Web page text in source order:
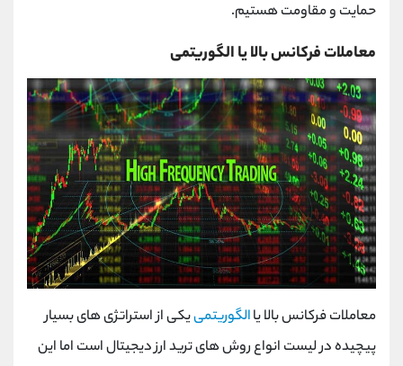
حمایت و مقاومت هستیم.
معاملات فرکانس بالا یا الگوریتمی
معاملات فرکانس بالا یاالگوریتمییکی از استراتژی های بسیار
پیچیده در لیست انواع روش های ترید ارز دیجیتال است اما این